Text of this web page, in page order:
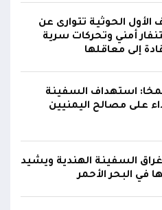
الغاز ستعود تدريجياً لتغطية
يُصدر قراراً بتعيين يحيى
الأمن الداخلي، وأحمد
لقطاع الأمن الخارجي؛ في
الدولة
الأول الحوثية تتوارى عن
أمني وتحركات سرية
إلى معاقلها
استهداف السفينة
على مصالح اليمنيين
السفينة الهندية ويشيد
في البحر الأحمر